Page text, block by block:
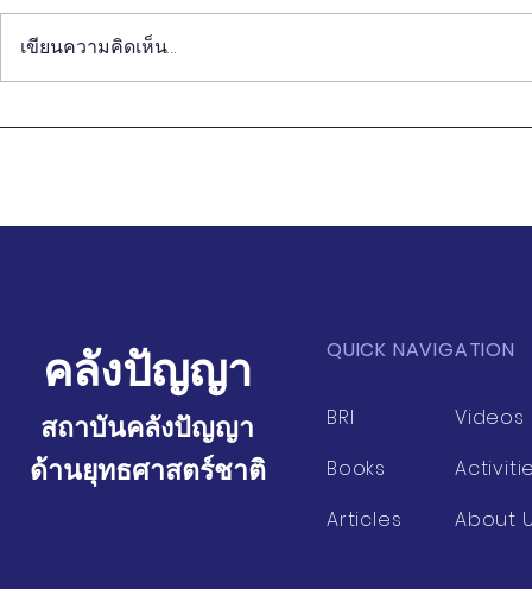
เวที THINK THANK เรื่อง การ
เวที THINK
ปฏิรูปอย่างไ
เขียนความคิดเห็น…
คลังปัญญา
สถาบันคลังปัญญา
ด้านยุทธศาสตร์ชาติ
QUICK NAVIGATION
BRI
Books
Articles
Videos
About